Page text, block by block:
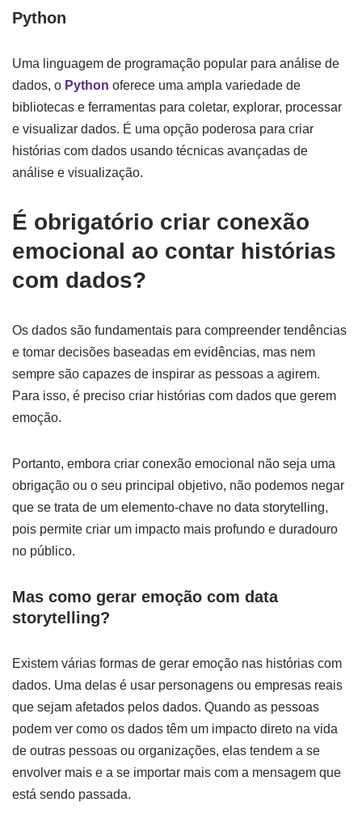
Python
Uma linguagem de programação popular para análise de
dados, o Python oferece uma ampla variedade de
bibliotecas e ferramentas para coletar, explorar, processar
e visualizar dados. É uma opção poderosa para criar
histórias com dados usando técnicas avançadas de
análise e visualização.
É obrigatório criar conexão
emocional ao contar histórias
com dados?
Os dados são fundamentais para compreender tendências
e tomar decisões baseadas em evidências, mas nem
sempre são capazes de inspirar as pessoas a agirem.
Para isso, é preciso criar histórias com dados que gerem
emoção.
Portanto, embora criar conexão emocional não seja uma
obrigação ou o seu principal objetivo, não podemos negar
que se trata de um elemento-chave no data storytelling,
pois permite criar um impacto mais profundo e duradouro
no público.
Mas como gerar emoção com data
storytelling?
Existem várias formas de gerar emoção nas histórias com
dados. Uma delas é usar personagens ou empresas reais
que sejam afetados pelos dados. Quando as pessoas
podem ver como os dados têm um impacto direto na vida
de outras pessoas ou organizações, elas tendem a se
envolver mais e a se importar mais com a mensagem que
está sendo passada.